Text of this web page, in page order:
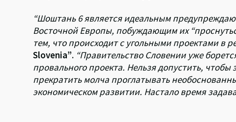
“Шоштань 6 является идеальным
Восточной Европы, побуждающим их
тем, что происходит с угольными проектами в
Slovenia”. “Правительство Словении уже
провального проекта. Нельзя допустить, чтобы
прекратить молча проглатывать
экономическом развитии. Настало время